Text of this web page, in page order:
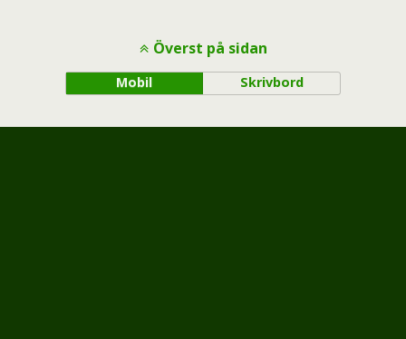
Överst på sidan
Mobil Skrivbord